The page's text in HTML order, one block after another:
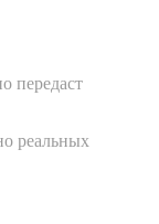
передаст
реальных